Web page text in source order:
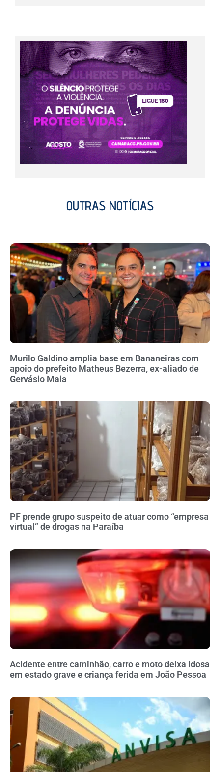
OUTRAS NOTÍCIAS
Murilo Galdino amplia base em Bananeiras com
apoio do prefeito Matheus Bezerra, ex-aliado de
Gervásio Maia
PF prende grupo suspeito de atuar como “empresa
virtual” de drogas na Paraíba
Acidente entre caminhão, carro e moto deixa idosa
em estado grave e criança ferida em João Pessoa